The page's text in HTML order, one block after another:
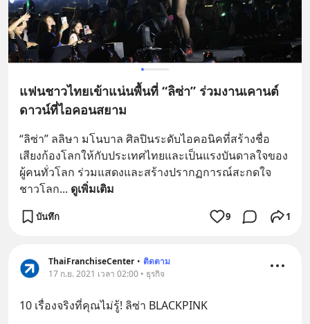
แฟนชาวไทยเข้าแน่นพื้นที่ “ลิซ่า” ร่วมงานเคานต์
ดาวน์ที่ไอคอนสยาม
“ลิซ่า” ลลิษา มโนบาล ศิลปินระดับไอคอนิคที่สร้างชื่อ
เสียงก้องโลกให้กับประเทศไทยและเป็นแรงบันดาลใจของ
ผู้คนทั่วโลก ร่วมแสดงและสร้างปรากฏการณ์สะกดใจ
ชาวโลก... ดูเพิ่มเติม
บันทึก 9 1
ThaiFranchiseCenter • ติดตาม
17 ก.ย. 2021 เวลา 02:00 • ธุรกิจ
10 เรื่องจริงที่คุณไม่รู้! ลิซ่า BLACKPINK